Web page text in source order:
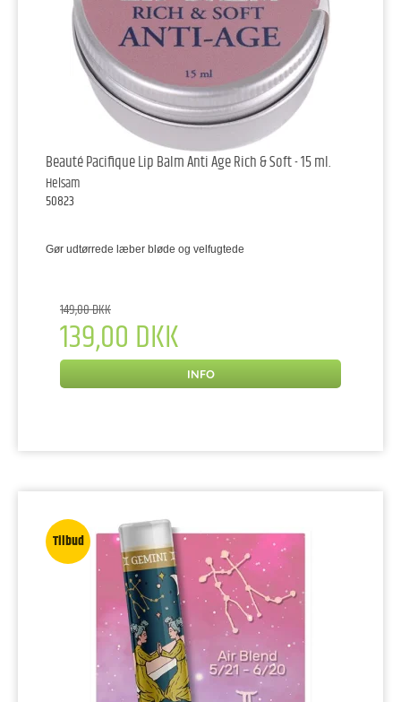
Beauté Pacifique Lip Balm Anti Age Rich & Soft - 15 ml.
Helsam
50823
Gør udtørrede læber bløde og velfugtede
149,00 DKK
139,00 DKK
INFO
Tilbud